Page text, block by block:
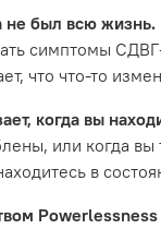
не был всю жизнь.
симптомы
что что-то
когда вы
или когда
в